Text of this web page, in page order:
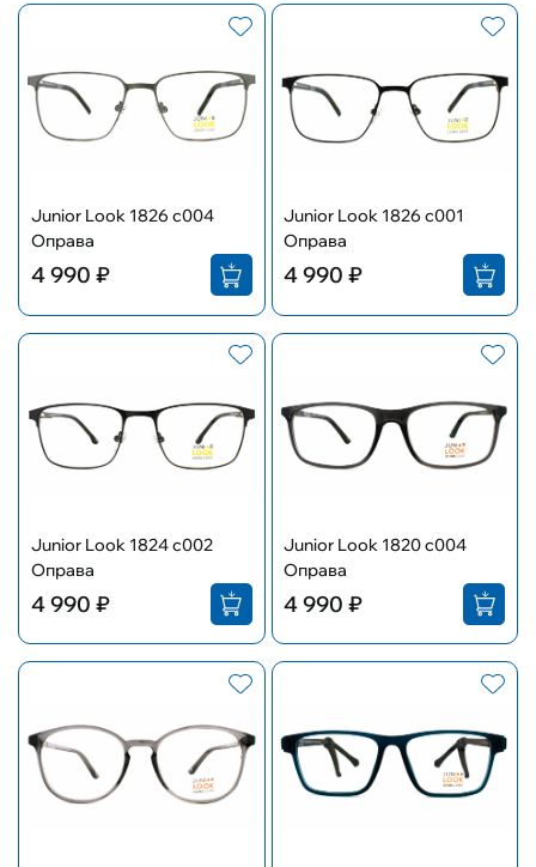
Junior Look 1826 c004
Оправа
4 990 ₽
Junior Look 1826 c001
Оправа
4 990 ₽
Junior Look 1824 c002
Оправа
4 990 ₽
Junior Look 1820 c004
Оправа
4 990 ₽